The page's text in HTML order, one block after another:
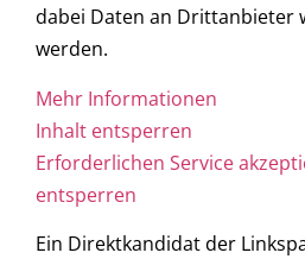
dabei Daten an Drittanbieter
werden.
Mehr Informationen
Inhalt entsperren
Erforderlichen Service
entsperren
Ein Direktkandidat der